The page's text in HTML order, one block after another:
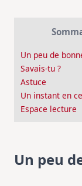
Un peu de
Savais-tu ?
Astuce
Un instant en
Espace lecture
Un peu